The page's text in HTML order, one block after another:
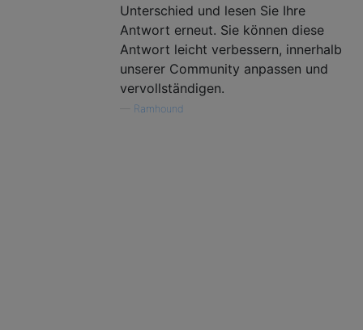
Unterschied und lesen Sie Ihre
Antwort erneut. Sie können diese
Antwort leicht verbessern, innerhalb
unserer Community anpassen und
vervollständigen.
Ramhound